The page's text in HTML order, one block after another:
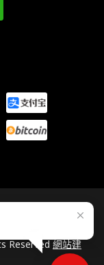
Reserved 網站建